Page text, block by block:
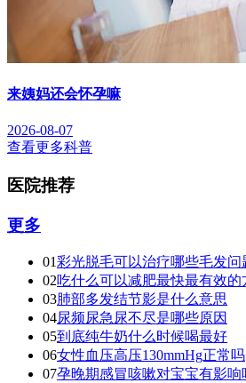
来姨妈还会怀孕嘛
2026-08-07
查看更多科普
医院推荐
更多
01彩光脱毛可以治疗哪些毛发问
02吃什么可以减肥最快最有效的
03肺部多发结节影是什么意思
04尿频尿急尿不尽是哪些原因
05到底纯牛奶什么时候喝最好
06女性血压高压130mmHg正常吗
07孕晚期感冒咳嗽对宝宝有影响